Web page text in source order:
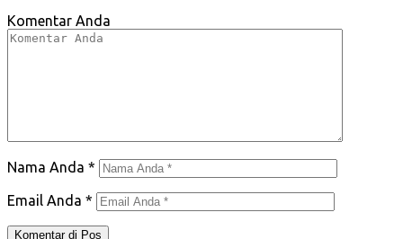
Komentar Anda
Nama Anda *
Email Anda *